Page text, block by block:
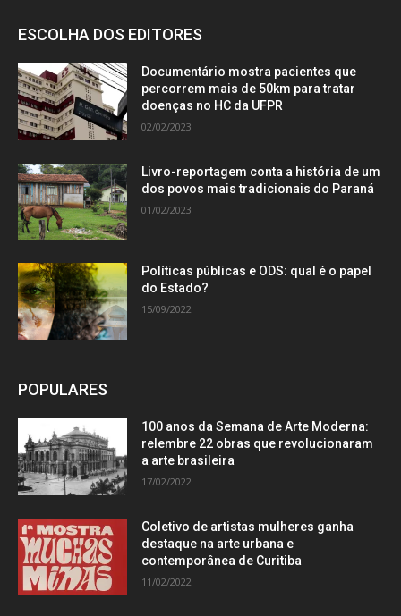
ESCOLHA DOS EDITORES
Documentário mostra pacientes que
percorrem mais de 50km para tratar
doenças no HC da UFPR
02/02/2023
Livro-reportagem conta a história de um
dos povos mais tradicionais do Paraná
01/02/2023
Políticas públicas e ODS: qual é o papel
do Estado?
15/09/2022
POPULARES
100 anos da Semana de Arte Moderna:
relembre 22 obras que revolucionaram
a arte brasileira
17/02/2022
Coletivo de artistas mulheres ganha
destaque na arte urbana e
contemporânea de Curitiba
11/02/2022